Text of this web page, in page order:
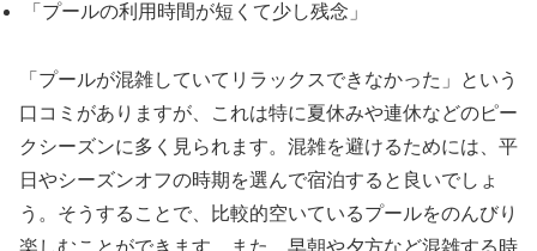
「プールの利用時間が短くて少し残念」
「プールが混雑していてリラックスできなかった」という
口コミがありますが、これは特に夏休みや連休などのピー
クシーズンに多く見られます。混雑を避けるためには、平
日やシーズンオフの時期を選んで宿泊すると良いでしょ
う。そうすることで、比較的空いているプールをのんびり
楽しむことができます。また、早朝や夕方など混雑する時